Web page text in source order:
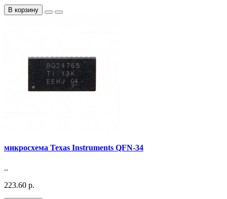
В корзину
микросхема Texas Instruments QFN-34
..
223.60 р.